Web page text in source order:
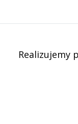
Realizujemy